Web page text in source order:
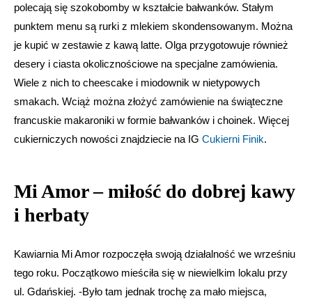
polecają się szokobomby w kształcie bałwanków. Stałym
punktem menu są rurki z mlekiem skondensowanym. Można
je kupić w zestawie z kawą latte. Olga przygotowuje również
desery i ciasta okolicznościowe na specjalne zamówienia.
Wiele z nich to cheescake i miodownik w nietypowych
smakach. Wciąż można złożyć zamówienie na świąteczne
francuskie makaroniki w formie bałwanków i choinek. Więcej
cukierniczych nowości znajdziecie na IG Cukierni Finik.
Mi Amor – miłość do dobrej kawy
i herbaty
Kawiarnia Mi Amor rozpoczęła swoją działalność we wrześniu
tego roku. Początkowo mieściła się w niewielkim lokalu przy
ul. Gdańskiej. -Było tam jednak trochę za mało miejsca,